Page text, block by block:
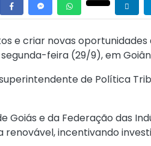
e criar novas oportunidades
feira (29/9), em
de Política
Goiás e da Federação das
renovável, incentivando